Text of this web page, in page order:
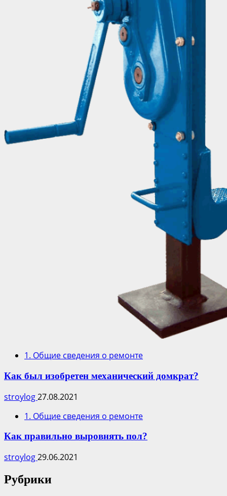
1. Общие сведения о ремонте
Как был изобретен механический домкрат?
stroylog27.08.2021
1. Общие сведения о ремонте
Как правильно выровнять пол?
stroylog29.06.2021
Рубрики